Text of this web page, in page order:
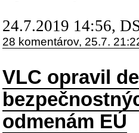
24.7.2019 14:56,
28 komentárov, 25.7.
VLC opravil
odmenám EÚ